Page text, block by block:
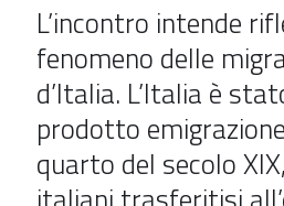
L’incontro intende
fenomeno delle
d’Italia. L’Italia è
prodotto
quarto del secolo